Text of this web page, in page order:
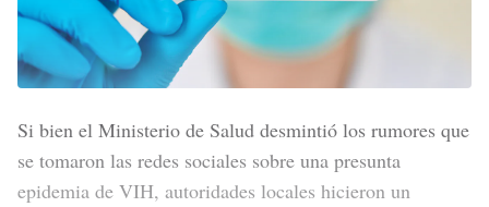
Si bien el Ministerio de Salud desmintió los rumores que
se tomaron las redes sociales sobre una presunta
epidemia de VIH, autoridades locales hicieron un